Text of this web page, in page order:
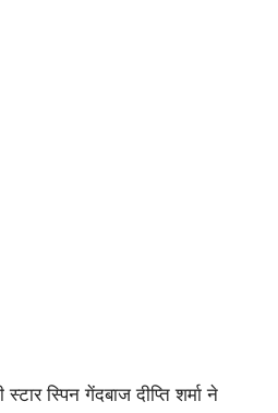
स्पिन गेंदबाज दीप्ति शर्मा ने